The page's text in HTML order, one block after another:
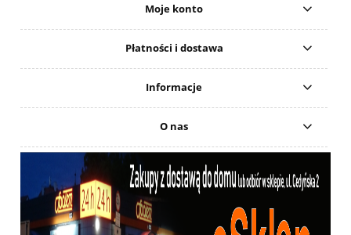
Moje konto
Płatności i dostawa
Informacje
O nas